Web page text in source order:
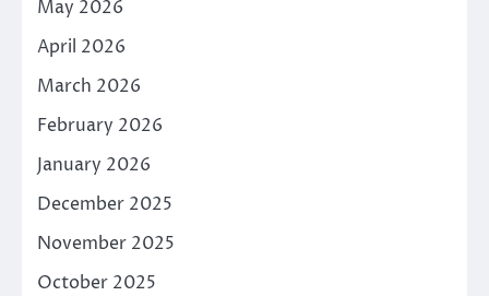
May 2026
April 2026
March 2026
February 2026
January 2026
December 2025
November 2025
October 2025